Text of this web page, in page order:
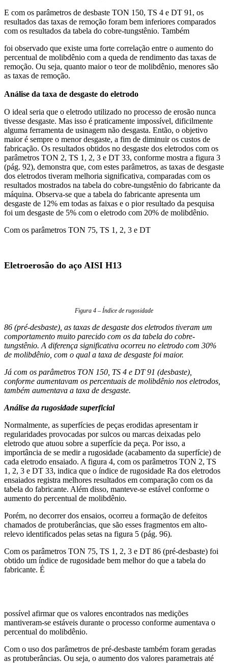
E com os parâmetros de desbaste TON 150, TS 4 e DT 91, os
resultados das taxas de remoção foram bem inferiores comparados
com os resultados da tabela do cobre-tungstênio. Também
foi observado que existe uma forte correlação entre o aumento do
percentual de molibdênio com a queda de rendimento das taxas de
remoção. Ou seja, quanto maior o teor de molibdênio, menores são
as taxas de remoção.
Análise da taxa de desgaste do eletrodo
O ideal seria que o eletrodo utilizado no processo de erosão nunca
tivesse desgaste. Mas isso é praticamente impossível, dificilmente
alguma ferramenta de usinagem não desgasta. Então, o objetivo
maior é sempre o menor desgaste, a fim de diminuir os custos de
fabricação. Os resultados obtidos no desgaste dos eletrodos com os
parâmetros TON 2, TS 1, 2, 3 e DT 33, conforme mostra a figura 3
(pág. 92), demonstra que, com estes parâmetros, as taxas de desgaste
dos eletrodos tiveram melhoria significativa, comparadas com os
resultados mostrados na tabela do cobre-tungstênio do fabricante da
máquina. Observa-se que a tabela do fabricante apresenta um
desgaste de 12% em todas as faixas e o pior resultado da pesquisa
foi um desgaste de 5% com o eletrodo com 20% de molibdênio.
Com os parâmetros TON 75, TS 1, 2, 3 e DT
Eletroerosão do aço AISI H13
Figura 4 – Índice de rugosidade
86 (pré-desbaste), as taxas de desgaste dos eletrodos tiveram um
comportamento muito parecido com os da tabela do cobre-
tungstênio. A diferença significativa ocorreu no eletrodo com 30%
de molibdênio, com o qual a taxa de desgaste foi maior.
Já com os parâmetros TON 150, TS 4 e DT 91 (desbaste),
conforme aumentavam os percentuais de molibdênio nos eletrodos,
também aumentava a taxa de desgaste.
Análise da rugosidade superficial
Normalmente, as superfícies de peças erodidas apresentam ir
regularidades provocadas por sulcos ou marcas deixadas pelo
eletrodo que atuou sobre a superfície da peça. Por isso, a
importância de se medir a rugosidade (acabamento da superfície) de
cada eletrodo ensaiado. A figura 4, com os parâmetros TON 2, TS
1, 2, 3 e DT 33, indica que o índice de rugosidade Ra dos eletrodos
ensaiados registra melhores resultados em comparação com os da
tabela do fabricante. Além disso, manteve-se estável conforme o
aumento do percentual de molibdênio.
Porém, no decorrer dos ensaios, ocorreu a formação de defeitos
chamados de protuberâncias, que são esses fragmentos em alto-
relevo identificados pelas setas na figura 5 (pág. 96).
Com os parâmetros TON 75, TS 1, 2, 3 e DT 86 (pré-desbaste) foi
obtido um índice de rugosidade bem melhor do que a tabela do
fabricante. É
possível afirmar que os valores encontrados nas medições
mantiveram-se estáveis durante o processo conforme aumentava o
percentual do molibdênio.
Com o uso dos parâmetros de pré-desbaste também foram geradas
as protuberâncias. Ou seja, o aumento dos valores parametrais até